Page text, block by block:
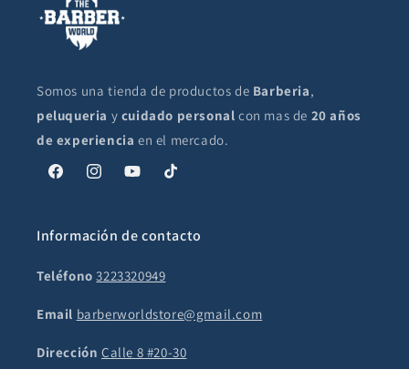
Somos una tienda de productos de Barberia,
peluqueria y cuidado personal con mas de 20 años
de experiencia en el mercado.
FacebookInstagramYouTubeTikTok
Información de contacto
Teléfono 3223320949
Email barberworldstore@gmail.com
Dirección Calle 8 #20-30